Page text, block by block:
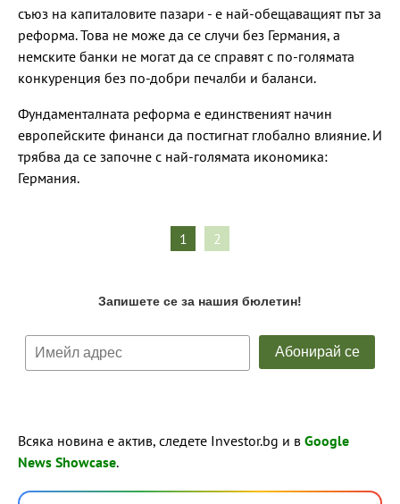
съюз на капиталовите пазари - е най-обещаващият път за
реформа. Това не може да се случи без Германия, а
немските банки не могат да се справят с по-голямата
конкуренция без по-добри печалби и баланси.
Фундаменталната реформа е единственият начин
европейските финанси да постигнат глобално влияние. И
трябва да се започне с най-голямата икономика:
Германия.
1 2
Всяка новина е актив, следете Investor.bg и в Google
News Showcase.